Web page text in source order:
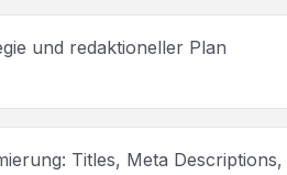
und redaktioneller Plan
Titles, Meta Descriptions,